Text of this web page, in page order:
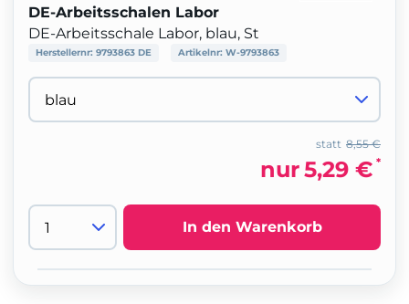
DE-Arbeitsschalen Labor
DE-Arbeitsschale Labor, blau, St
Herstellernr: 9793863 DE Artikelnr: W-9793863
8,55 €
statt
nur5,29 € *
In den Warenkorb